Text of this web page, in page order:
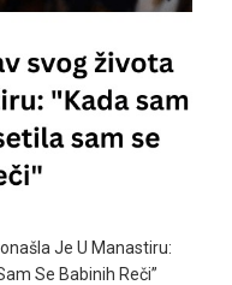
Je U Manastiru:
Se Babinih Reči”